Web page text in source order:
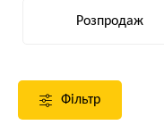
Розпродаж
Фільтр